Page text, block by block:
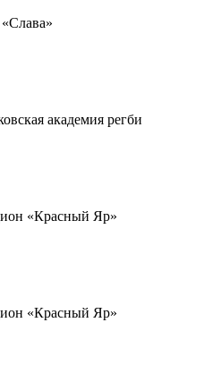
академия регби
«Красный Яр»
«Красный Яр»